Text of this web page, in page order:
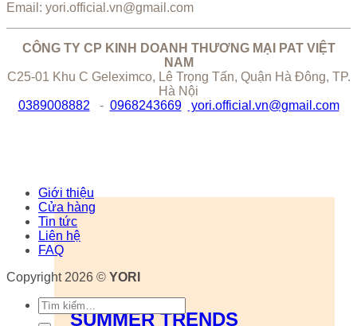
SUMMER TRENDS
Email: yori.official.vn@gmail.com
CÔNG TY CP KINH DOANH THƯƠNG MẠI PAT VIỆT
NAM
C25-01 Khu C Geleximco, Lê Trọng Tấn, Quận Hà Đông, TP.
Hà Nội
0389008882 - 0968243669 yori.official.vn@gmail.com
Giới thiệu
Cửa hàng
Tin tức
Liên hệ
FAQ
Copyright 2026 © YORI
Tìm
kiếm: